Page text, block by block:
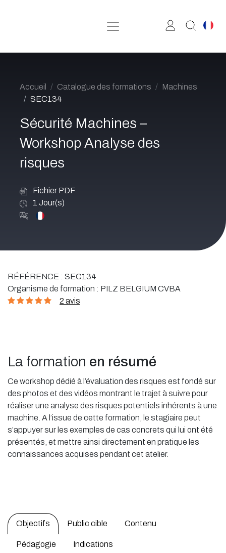
Accueil Catalogue des formations
Machines
SEC134
Sécurité Machines –
Workshop Analyse des
risques
Fichier PDF
1 Jour(s)
RÉFÉRENCE : SEC134
Organisme de formation : PILZ BELGIUM CVBA
2 avis
La formation en résumé
Ce workshop dédié à l’évaluation des risques est fondé sur
des photos et des vidéos montrant le trajet à suivre pour
réaliser une analyse des risques potentiels inhérents à une
machine. A l’issue de cette formation, le stagiaire peut
s’appuyer sur les exemples de cas concrets qui lui ont été
présentés, et mettre ainsi directement en pratique les
connaissances acquises pendant cet atelier.
Objectifs Public cible Contenu
Pédagogie Indications